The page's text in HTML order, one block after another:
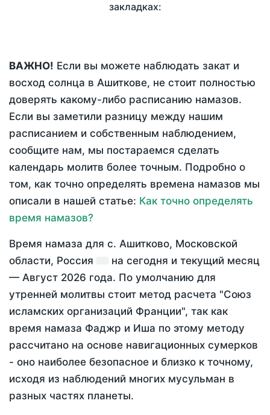
закладках:
ВАЖНО! Если вы можете наблюдать закат и
восход солнца в Ашиткове, не стоит полностью
доверять какому-либо расписанию намазов.
Если вы заметили разницу между нашим
расписанием и собственным наблюдением,
сообщите нам, мы постараемся сделать
календарь молитв более точным. Подробно о
том, как точно определять времена намазов мы
описали в нашей статье: Как точно определять
время намазов?
Время намаза для с. Ашитково, Московской
области, Россия
на сегодня и текущий месяц
— Август 2026 года. По умолчанию для
утренней молитвы стоит метод расчета "Союз
исламских организаций Франции", так как
время намаза Фаджр и Иша по этому методу
рассчитано на основе навигационных сумерков
- оно наиболее безопасное и близко к точному,
исходя из наблюдений многих мусульман в
разных частях планеты.